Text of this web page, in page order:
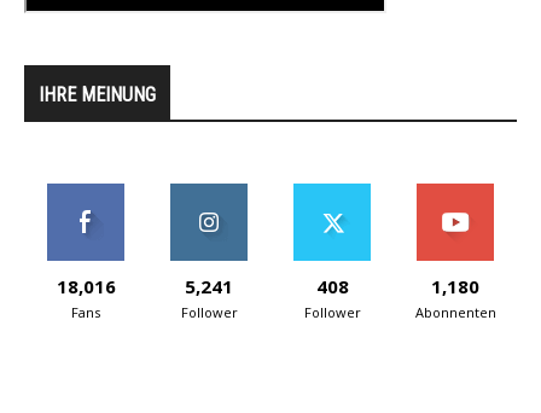
IHRE MEINUNG
18,016
Fans
5,241
Follower
408
Follower
1,180
Abonnenten